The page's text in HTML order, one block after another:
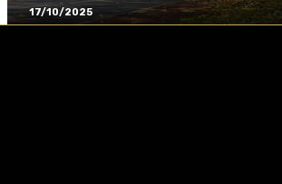
17/10/2025